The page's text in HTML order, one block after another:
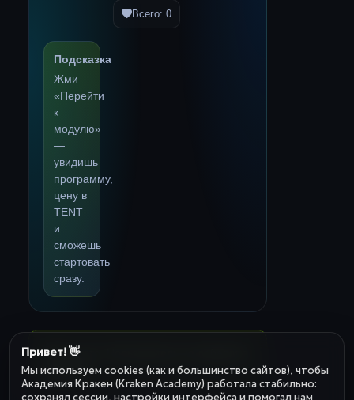
Привет! 👋
Мы используем cookies (как и большинство сайтов), чтобы
Академия Кракен (Kraken Academy) работала стабильно:
сохранял сессии, настройки интерфейса и помогал нам
Всего: 0
Подсказка
Жми
«Перейти
к
модулю»
—
увидишь
программу,
цену в
TENT
и
сможешь
стартовать
сразу.
Пока пусто. Пользователь не добавлял
модулей.